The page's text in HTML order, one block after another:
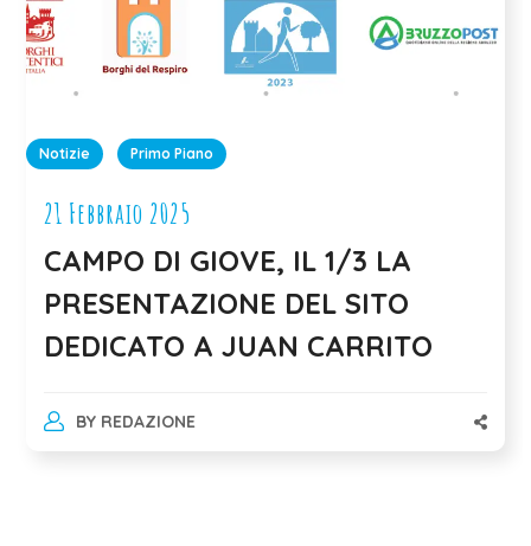
Notizie Primo Piano
21 Febbraio 2025
CAMPO DI GIOVE, IL 1/3 LA
PRESENTAZIONE DEL SITO
DEDICATO A JUAN CARRITO
BY REDAZIONE